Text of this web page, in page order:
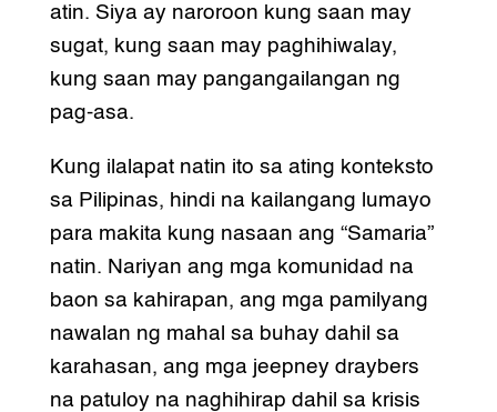
atin. Siya ay naroroon kung saan may
sugat, kung saan may paghihiwalay,
kung saan may pangangailangan ng
pag-asa.
Kung ilalapat natin ito sa ating konteksto
sa Pilipinas, hindi na kailangang lumayo
para makita kung nasaan ang “Samaria”
natin. Nariyan ang mga komunidad na
baon sa kahirapan, ang mga pamilyang
nawalan ng mahal sa buhay dahil sa
karahasan, ang mga jeepney draybers
na patuloy na naghihirap dahil sa krisis